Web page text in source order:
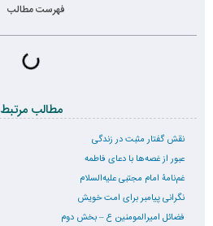
فهرست مطالب
مطالب مرتبط
نقش گفتار مثبت در زندگی
عبور از غصه‌ها با دعای فاطمه
غم‌نامۀ امام مجتبی علیه‌السلام
نگرانی پیامبر برای امت خویش
فضائل امیرالمومنین ع – بخش دوم